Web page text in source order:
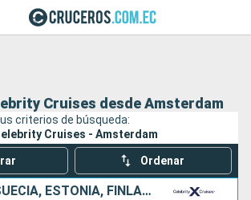
Cruises desde Amsterdam
criterios de búsqueda:
Cruises - Amsterdam
Ordenar
NORUEGA, SUECIA, ESTONIA, FINLANDIA, DINAMARCA, PAISES BAJOS